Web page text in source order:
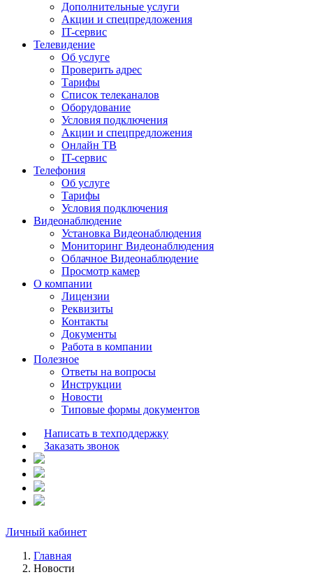
Дополнительные услуги
Акции и спецпредложения
IT-сервис
Телевидение
Об услуге
Проверить адрес
Тарифы
Список телеканалов
Оборудование
Условия подключения
Акции и спецпредложения
Онлайн ТВ
IT-сервис
Телефония
Об услуге
Тарифы
Условия подключения
Видеонаблюдение
Установка Видеонаблюдения
Мониторинг Видеонаблюдения
Облачное Видеонаблюдение
Просмотр камер
О компании
Лицензии
Реквизиты
Контакты
Документы
Работа в компании
Полезное
Ответы на вопросы
Инструкции
Новости
Типовые формы документов
Написать в техподдержку
Заказать звонок
Личный кабинет
Главная
Новости